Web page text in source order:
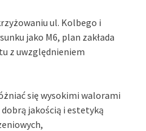
ul. Kolbego i
jako M6, plan zakłada
z uwzględnieniem
się wysokimi walorami
jakością i estetyką